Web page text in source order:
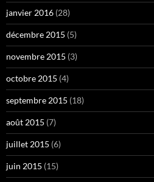
janvier 2016 (28)
décembre 2015 (5)
novembre 2015 (3)
octobre 2015 (4)
septembre 2015 (18)
août 2015 (7)
juillet 2015 (6)
juin 2015 (15)